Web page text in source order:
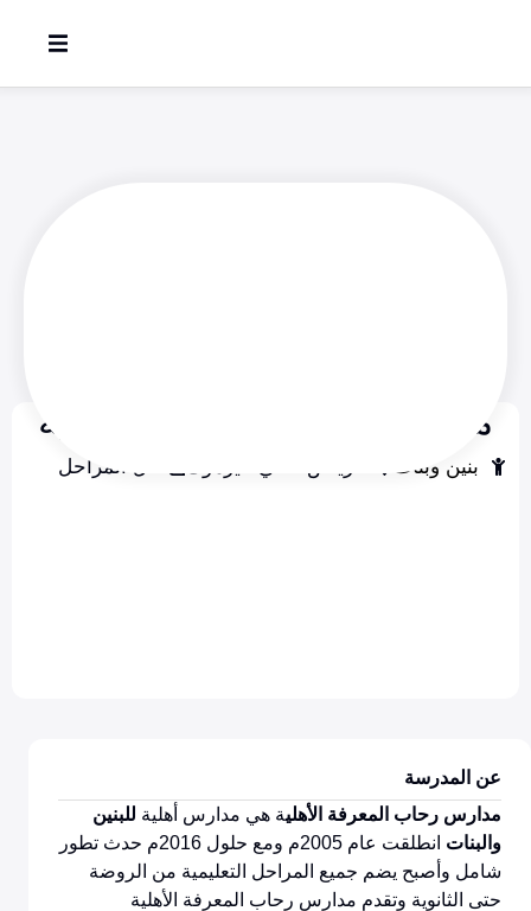
مدارس رحاب المعرفة الأهلية
بنين وبنات كل المراحل
عن المدرسة
مدارس رحاب المعرفة الأهلية هي مدارس أهلية للبنين
والبنات
انطلقت عام 2005م ومع حلول 2016م حدث تطور
شامل وأصبح يضم جميع المراحل التعليمية من الروضة
حتى الثانوية وتقدم مدارس رحاب المعرفة الأهلية